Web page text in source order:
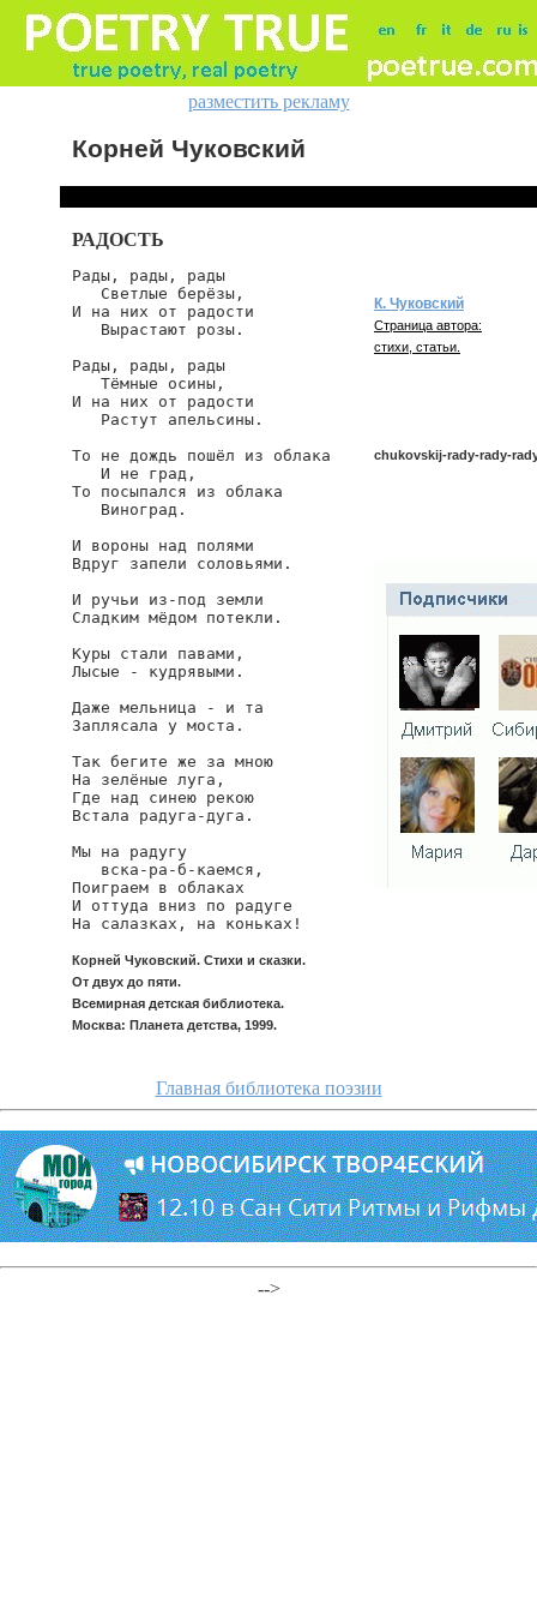
разместить рекламу
Корней Чуковский
РАДОСТЬ
Рады, рады, рады
   Светлые берёзы,
И на них от радости
   Вырастают розы.
Рады, рады, рады
   Тёмные осины,
И на них от радости
   Растут апельсины.
То не дождь пошёл из облака
   И не град,
То посыпался из облака
   Виноград.
И вороны над полями
Вдруг запели соловьями.
И ручьи из-под земли
Сладким мёдом потекли.
Куры стали павами,
Лысые - кудрявыми.
Даже мельница - и та
Заплясала у моста.
Так бегите же за мною
На зелёные луга,
Где над синею рекою
Встала радуга-дуга.
Мы на радугу
   вска-ра-б-каемся,
Поиграем в облаках
И оттуда вниз по радуге
На салазках, на коньках!
Корней Чуковский. Стихи и сказки.
От двух до пяти.
Всемирная детская библиотека.
Москва: Планета детства, 1999.
К. Чуковский
Страница автора:
стихи, статьи.
chukovskij-rady-rady-
Главная библиотека поэзии
-->